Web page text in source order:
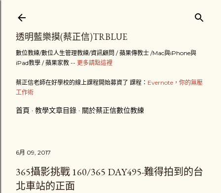
透明藍樂摸(蔡正信)TRBLUE
數位教練/數位人生管理教練/資訊顧問 / 蘋果傳教士 /Mac與iPhone與
iPad教學 / 蘋果家教 -- 更多請點這裡
蔡正信老師在好學校的線上課程開始募資了 課程： Evernote，你的無壓
工作術
首頁 教學文章目錄 關於蔡正信數位教練
6月 09, 2017
365攝影挑戰 160/365 DAY495-難得拍到的台
北車站的正面